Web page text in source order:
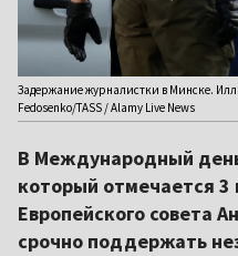
Задержание журналистки в Минске.
Fedosenko/TASS / Alamy Live News
В Международный
который отмечается
Европейского совета
срочно поддержать